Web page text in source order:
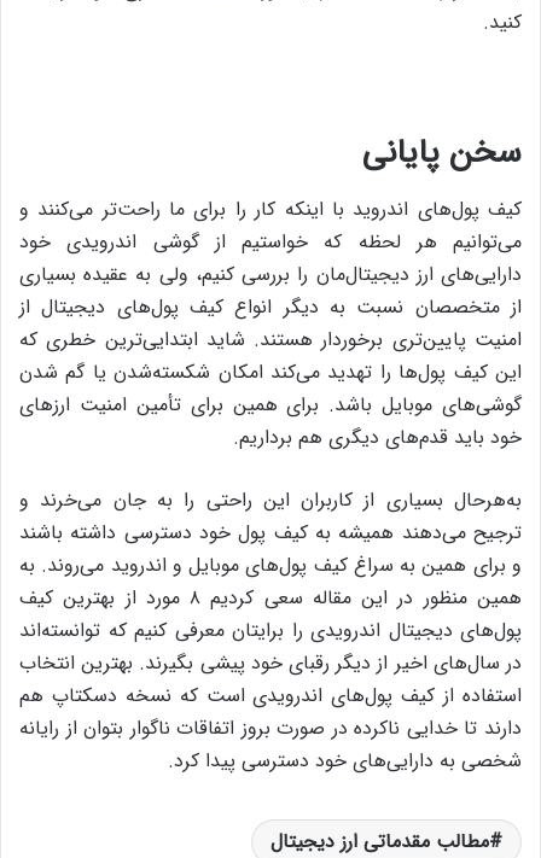
کنید.
سخن پایانی
کیف پول‌های اندروید با اینکه کار را برای ما راحت‌تر می‌کنند و
می‌توانیم هر لحظه که خواستیم از گوشی اندرویدی خود
دارایی‌های ارز دیجیتال‌مان را بررسی کنیم، ولی به عقیده‌ بسیاری
از متخصصان نسبت به دیگر انواع کیف پول‌های دیجیتال از
امنیت پایین‌تری برخوردار هستند. شاید ابتدایی‌ترین خطری که
این کیف پول‌ها را تهدید می‌کند امکان شکسته‌شدن یا گم شدن
گوشی‌های موبایل باشد. برای همین برای تأمین امنیت ارزهای
خود باید قدم‌های دیگری هم برداریم.
به‌هر‌حال بسیاری از کاربران این راحتی را به جان می‌خرند و
ترجیح می‌دهند همیشه به کیف پول خود دسترسی داشته باشند
و برای همین به سراغ کیف پول‌های موبایل و اندروید می‌روند. به
همین منظور در این مقاله سعی کردیم ۸ مورد از بهترین کیف
پول‌های دیجیتال اندرویدی را برایتان معرفی کنیم که توانسته‌اند
در سال‌های اخیر از دیگر رقبای خود پیشی بگیرند. بهترین انتخاب
استفاده از کیف پول‌های اندرویدی است که نسخه‌ دسکتاپ هم
دارند تا خدایی ناکرده در صورت بروز اتفاقات ناگوار بتوان از رایانه‌
شخصی به دارایی‌های خود دسترسی پیدا کرد.
مطالب مقدماتی ارز دیجیتال